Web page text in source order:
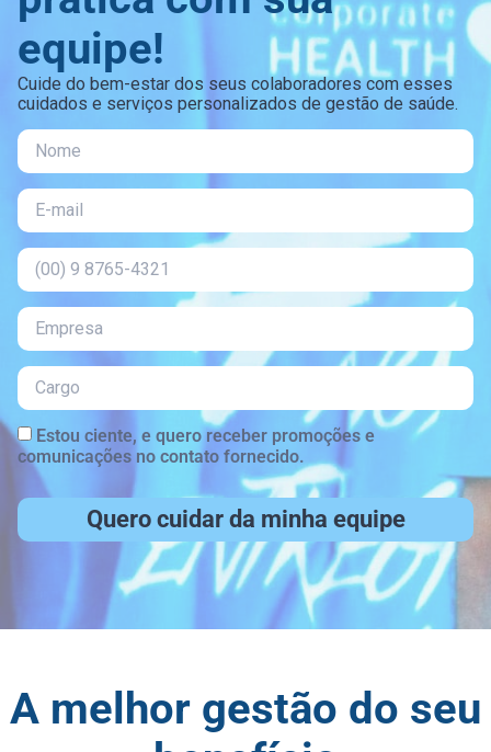
equipe!
Cuide do bem-estar dos seus colaboradores com esses
cuidados e serviços personalizados de gestão de saúde.
Estou ciente, e quero receber promoções e
comunicações no contato fornecido.
Quero cuidar da minha equipe
A melhor gestão do seu